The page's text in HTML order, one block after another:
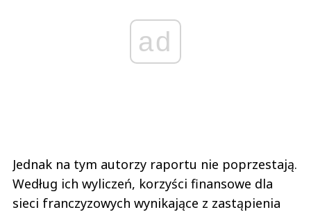
ad
Jednak na tym autorzy raportu nie poprzestają.
Według ich wyliczeń, korzyści finansowe dla
sieci franczyzowych wynikające z zastąpienia